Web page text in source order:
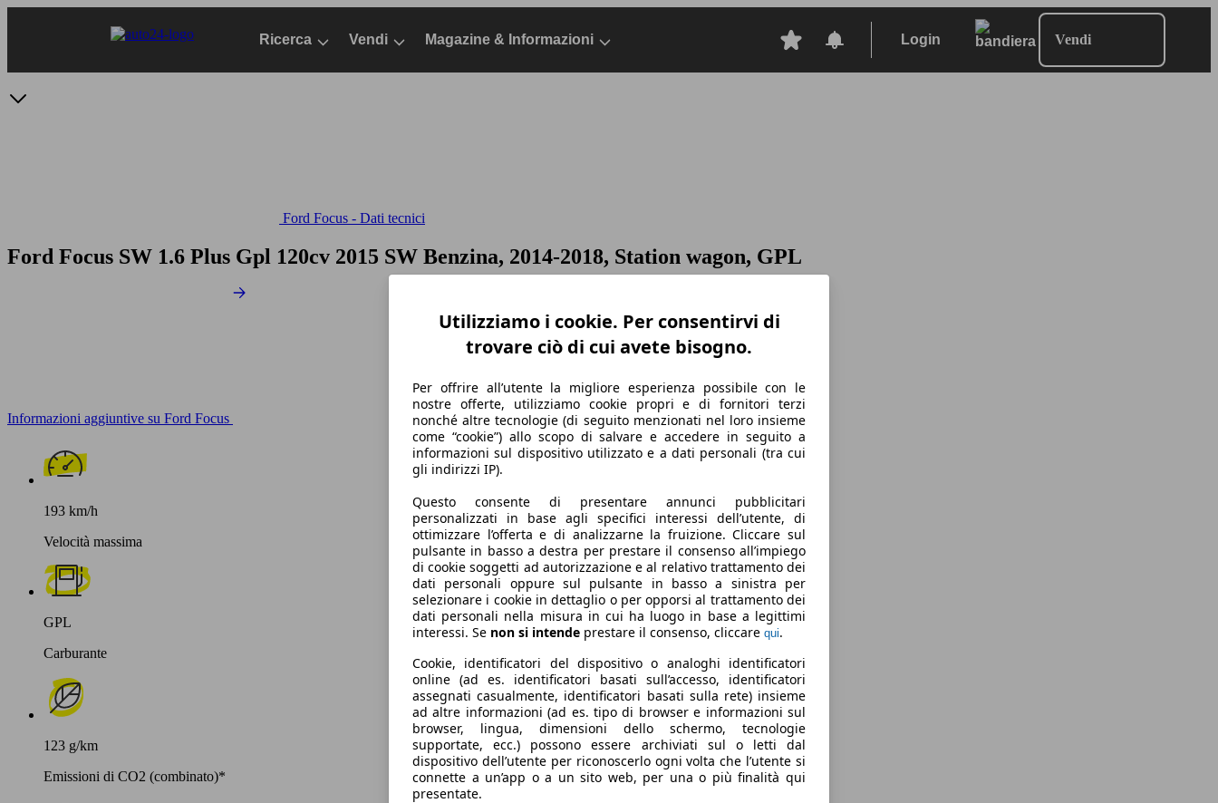
Ricerca Vendi Magazine & Informazioni Login Vendi
Ford Focus - Dati tecnici
Ford Focus SW 1.6 Plus Gpl 120cv 2015 SW Benzina, 2014-2018, Station wagon, GPL
Informazioni aggiuntive su Ford Focus
193 km/h
Velocità massima
GPL
Carburante
123 g/km
Emissioni di CO2 (combinato)*
Utilizziamo i cookie. Per consentirvi di
trovare ciò di cui avete bisogno.
Per offrire all’utente la migliore esperienza possibile con le
nostre offerte, utilizziamo cookie propri e di fornitori terzi
nonché altre tecnologie (di seguito menzionati nel loro insieme
come “cookie”) allo scopo di salvare e accedere in seguito a
informazioni sul dispositivo utilizzato e a dati personali (tra cui
gli indirizzi IP).
Questo consente di presentare annunci pubblicitari
personalizzati in base agli specifici interessi dell’utente, di
ottimizzare l’offerta e di analizzarne la fruizione. Cliccare sul
pulsante in basso a destra per prestare il consenso all’impiego
di cookie soggetti ad autorizzazione e al relativo trattamento dei
dati personali oppure sul pulsante in basso a sinistra per
selezionare i cookie in dettaglio o per opporsi al trattamento dei
dati personali nella misura in cui ha luogo in base a legittimi
interessi. Se non si intende prestare il consenso, cliccare qui.
Cookie, identificatori del dispositivo o analoghi identificatori
online (ad es. identificatori basati sull’accesso, identificatori
assegnati casualmente, identificatori basati sulla rete) insieme
ad altre informazioni (ad es. tipo di browser e informazioni sul
browser, lingua, dimensioni dello schermo, tecnologie
supportate, ecc.) possono essere archiviati sul o letti dal
dispositivo dell’utente per riconoscerlo ogni volta che l’utente si
connette a un’app o a un sito web, per una o più finalità qui
presentate.